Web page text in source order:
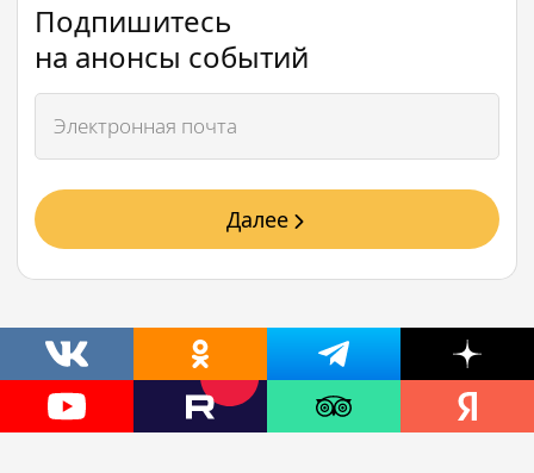
Подпишитесь
на анонсы событий
Далее